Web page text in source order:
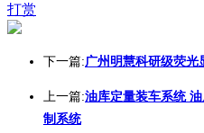
打赏
下一篇:广州明慧科研级荧光
上一篇:油库定量装车系统
制系统